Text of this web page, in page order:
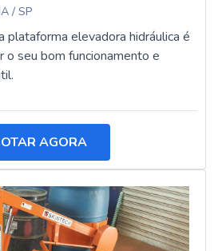
/ SP
plataforma elevadora hidráulica é
o seu bom funcionamento e
AGORA